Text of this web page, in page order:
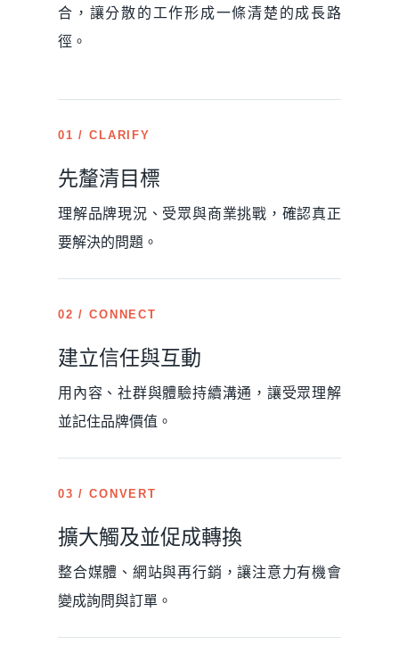
合，讓分散的工作形成一條清楚的成長路
徑。
01 / CLARIFY
先釐清目標
理解品牌現況、受眾與商業挑戰，確認真正
要解決的問題。
02 / CONNECT
建立信任與互動
用內容、社群與體驗持續溝通，讓受眾理解
並記住品牌價值。
03 / CONVERT
擴大觸及並促成轉換
整合媒體、網站與再行銷，讓注意力有機會
變成詢問與訂單。